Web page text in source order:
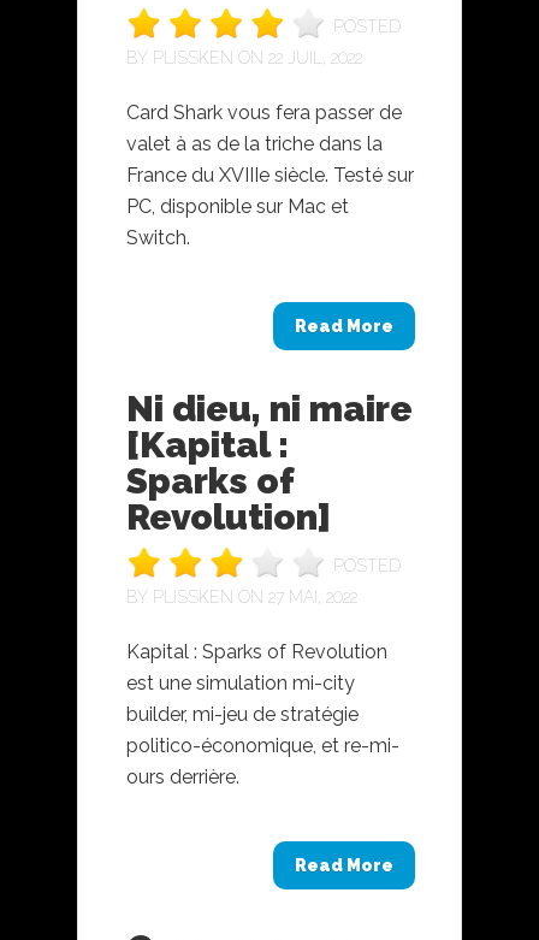
POSTED
BY PLISSKEN ON 22 JUIL, 2022
Card Shark vous fera passer de
valet à as de la triche dans la
France du XVIIIe siècle. Testé sur
PC, disponible sur Mac et
Switch.
Read More
Ni dieu, ni maire
[Kapital :
Sparks of
Revolution]
POSTED
BY PLISSKEN ON 27 MAI, 2022
Kapital : Sparks of Revolution
est une simulation mi-city
builder, mi-jeu de stratégie
politico-économique, et re-mi-
ours derrière.
Read More